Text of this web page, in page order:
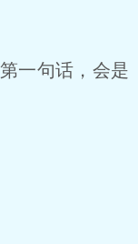
一句话，会是